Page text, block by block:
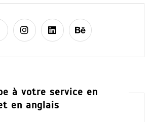
à votre service en
en anglais